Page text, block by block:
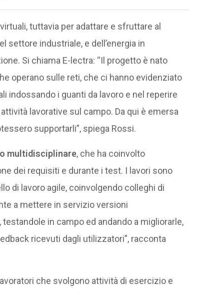
tuttavia per adattare e sfruttare al
settore industriale, e dell’energia in
Si chiama E-lectra: “Il progetto è nato
operano sulle reti, che ci hanno evidenziato
indossando i guanti da lavoro e nel reperire
lavorative sul campo. Da qui è emersa
supportarli”, spiega Rossi.
multidisciplinare, che ha coinvolto
dei requisiti e durante i test. I lavori sono
di lavoro agile, coinvolgendo colleghi di
a mettere in servizio versioni
in campo ed andando a migliorarle,
ricevuti dagli utilizzatori”, racconta
che svolgono attività di esercizio e